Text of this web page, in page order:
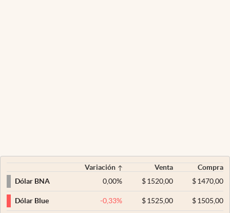
Variación Venta
Compra
Dólar BNA
0,00% $ 1520,00 $1470,00
Dólar Blue -0,33% $ 1525,00 $1505,00